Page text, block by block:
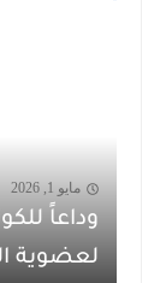
مايو 1, 2026
وداعاً
لعضوية